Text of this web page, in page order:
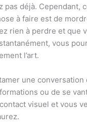
déjà. Cependant,
à faire est de
rien à perdre et que
vous
l’art.
une
ou de se
visuel et vous